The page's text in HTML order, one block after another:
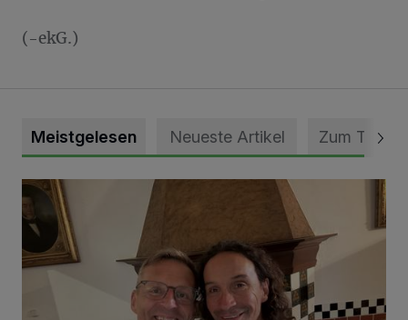
(-ekG.)
Meistgelesen Neueste Artikel Zum Thema
„Loss dir nix jefalle“ in 7 Tage 1 Song